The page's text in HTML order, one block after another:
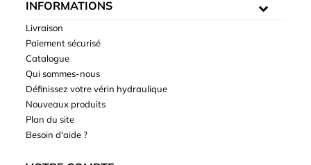
INFORMATIONS
Livraison
Paiement sécurisé
Catalogue
Qui sommes-nous
Définissez votre vérin hydraulique
Nouveaux produits
Plan du site
Besoin d'aide ?